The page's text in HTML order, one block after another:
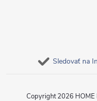
Sledovať na
Copyright 2026 HOME